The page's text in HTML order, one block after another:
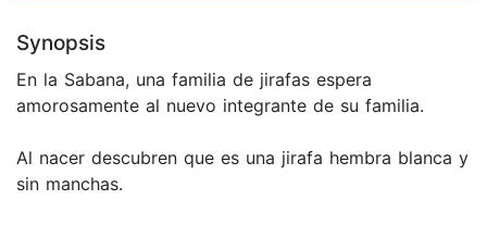
Synopsis
En la Sabana, una familia de jirafas espera
amorosamente al nuevo integrante de su familia.
Al nacer descubren que es una jirafa hembra blanca y
sin manchas.